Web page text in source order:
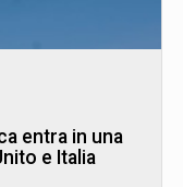
entra in una
e Italia